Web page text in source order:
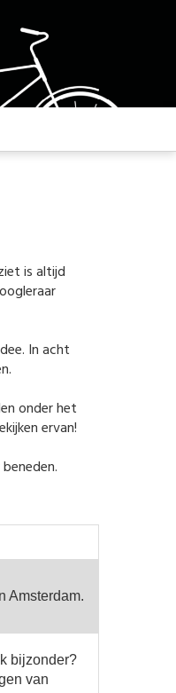
is altijd
In acht
onder het
ervan!
Amsterdam.
bijzonder?
van